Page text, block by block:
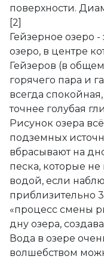
поверхности.
[2]
Гейзерное озеро
озеро, в центре
Гейзеров (в
горячего пара и
всегда
точнее голубая
Рисунок озера
подземных
вбрасывают на
песка, которые
водой, если
приблизительно
«процесс смены
дну озера,
Вода в озере
волшебством